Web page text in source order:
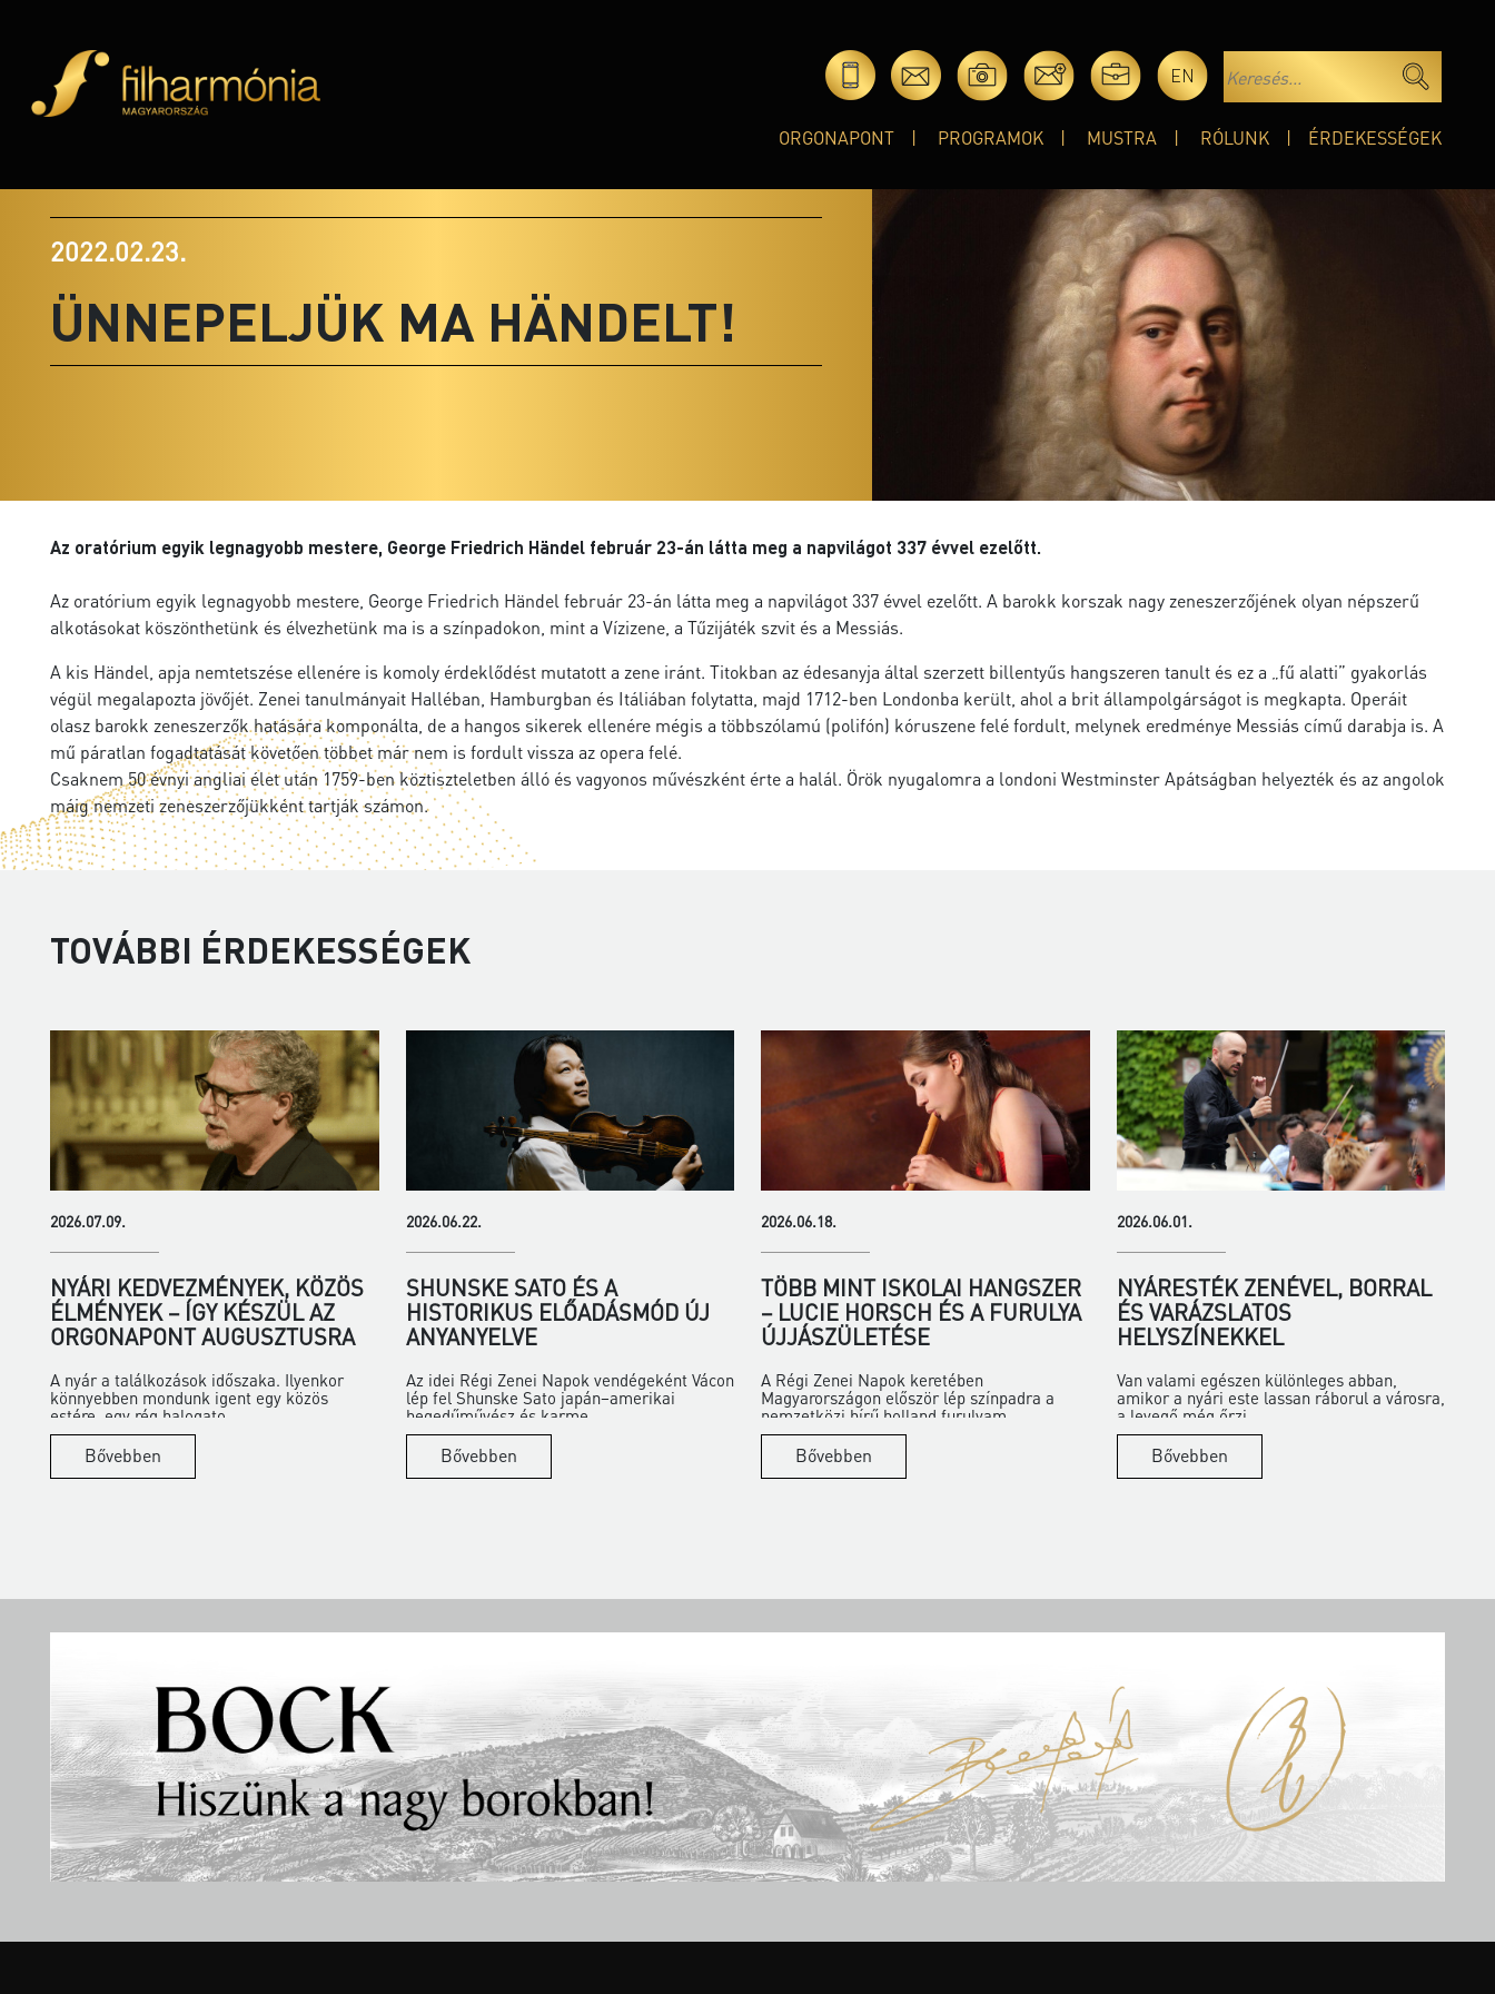
EN
ORGONAPONT PROGRAMOK MUSTRA RÓLUNK ÉRDEKESSÉGEK
2022.02.23.
ÜNNEPELJÜK MA HÄNDELT!
Az oratórium egyik legnagyobb mestere, George Friedrich Händel február 23-án látta meg a napvilágot 337 évvel ezelőtt.
Az oratórium egyik legnagyobb mestere, George Friedrich Händel február 23-án látta meg a napvilágot 337 évvel ezelőtt. A barokk korszak nagy zeneszerzőjének olyan népszerű
alkotásokat köszönthetünk és élvezhetünk ma is a színpadokon, mint a Vízizene, a Tűzijáték szvit és a Messiás.
A kis Händel, apja nemtetszése ellenére is komoly érdeklődést mutatott a zene iránt. Titokban az édesanyja által szerzett billentyűs hangszeren tanult és ez a „fű alatti” gyakorlás
végül megalapozta jövőjét. Zenei tanulmányait Halléban, Hamburgban és Itáliában folytatta, majd 1712-ben Londonba került, ahol a brit állampolgárságot is megkapta. Operáit
olasz barokk zeneszerzők hatására komponálta, de a hangos sikerek ellenére mégis a többszólamú (polifón) kóruszene felé fordult, melynek eredménye Messiás című darabja is. A
mű páratlan fogadtatását követően többet már nem is fordult vissza az opera felé.
Csaknem 50 évnyi angliai élet után 1759-ben köztiszteletben álló és vagyonos művészként érte a halál. Örök nyugalomra a londoni Westminster Apátságban helyezték és az angolok
máig nemzeti zeneszerzőjükként tartják számon.
TOVÁBBI ÉRDEKESSÉGEK
2026.07.09.
NYÁRI KEDVEZMÉNYEK, KÖZÖS
ÉLMÉNYEK – ÍGY KÉSZÜL AZ
ORGONAPONT AUGUSZTUSRA
A nyár a találkozások időszaka. Ilyenkor
könnyebben mondunk igent egy közös
estére, egy rég halogato...
Bővebben
2026.06.22.
SHUNSKE SATO ÉS A
HISTORIKUS ELŐADÁSMÓD ÚJ
ANYANYELVE
Az idei Régi Zenei Napok vendégeként Vácon
lép fel Shunske Sato japán–amerikai
hegedűművész és karme...
Bővebben
2026.06.18.
TÖBB MINT ISKOLAI HANGSZER
– LUCIE HORSCH ÉS A FURULYA
ÚJJÁSZÜLETÉSE
A Régi Zenei Napok keretében
Magyarországon először lép színpadra a
nemzetközi hírű holland furulyam...
Bővebben
2026.06.01.
NYÁRESTÉK ZENÉVEL, BORRAL
ÉS VARÁZSLATOS
HELYSZÍNEKKEL
Van valami egészen különleges abban,
amikor a nyári este lassan ráborul a városra,
a levegő még őrzi...
Bővebben